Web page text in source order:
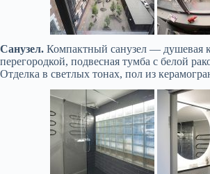
Санузел. Компактный санузел — душевая
перегородкой, подвесная тумба с белой
Отделка в светлых тонах, пол из